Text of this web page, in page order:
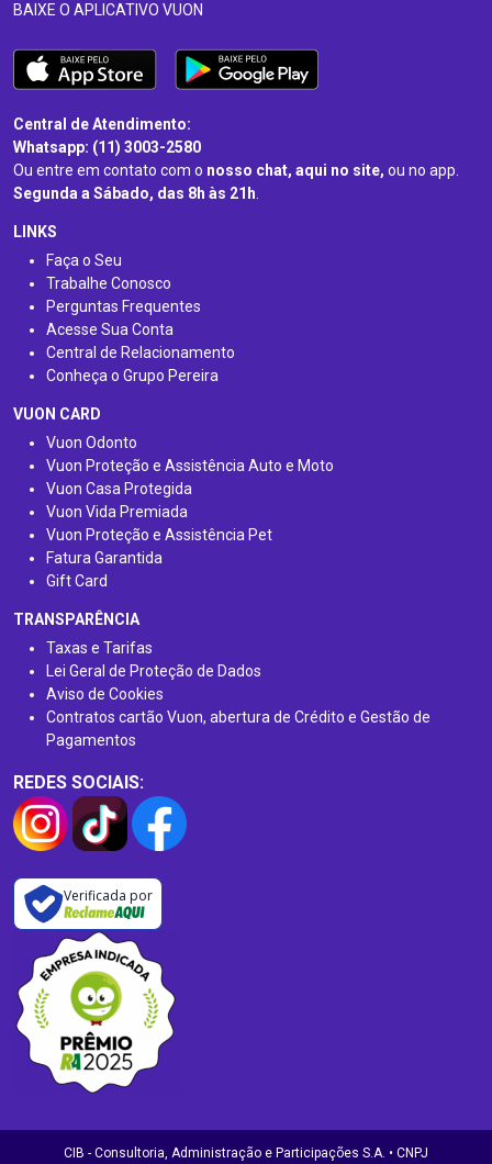
BAIXE O APLICATIVO VUON
Central de Atendimento:
Whatsapp: (11) 3003-2580
Ou entre em contato com o nosso chat, aqui no site, ou no app.
Segunda a Sábado, das 8h às 21h.
LINKS
Faça o Seu
Trabalhe Conosco
Perguntas Frequentes
Acesse Sua Conta
Central de Relacionamento
Conheça o Grupo Pereira
VUON CARD
Vuon Odonto
Vuon Proteção e Assistência Auto e Moto
Vuon Casa Protegida
Vuon Vida Premiada
Vuon Proteção e Assistência Pet
Fatura Garantida
Gift Card
TRANSPARÊNCIA
Taxas e Tarifas
Lei Geral de Proteção de Dados
Aviso de Cookies
Contratos cartão Vuon, abertura de Crédito e Gestão de
Pagamentos
REDES SOCIAIS:
Verificada por
CIB - Consultoria, Administração e Participações S.A. • CNPJ